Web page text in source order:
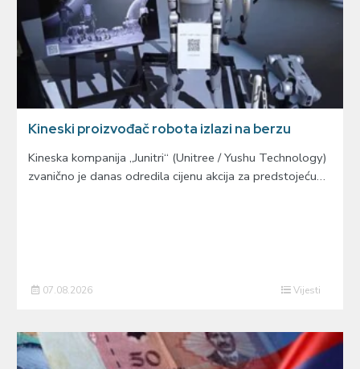
Kineski proizvođač robota izlazi na berzu
Kineska kompanija „Junitri“ (Unitree / Yushu Technology)
zvanično je danas odredila cijenu akcija za predstojeću…
07.08.2026 Vijesti